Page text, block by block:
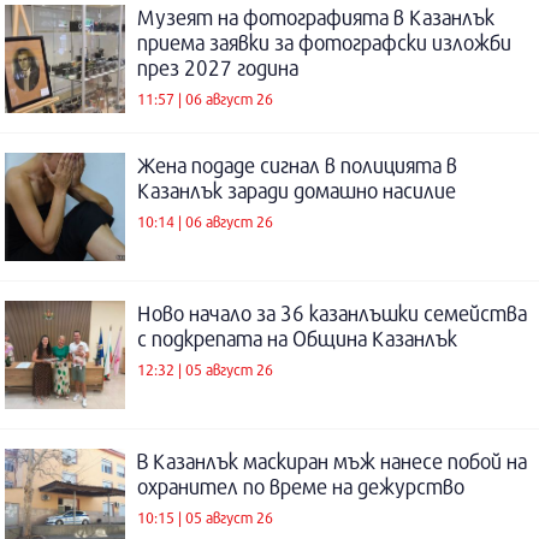
Музеят на фотографията в Казанлък
приема заявки за фотографски изложби
през 2027 година
11:57 | 06 август 26
Жена подаде сигнал в полицията в
Казанлък заради домашно насилие
10:14 | 06 август 26
Ново начало за 36 казанлъшки семейства
с подкрепата на Община Казанлък
12:32 | 05 август 26
В Казанлък маскиран мъж нанесе побой на
охранител по време на дежурство
10:15 | 05 август 26